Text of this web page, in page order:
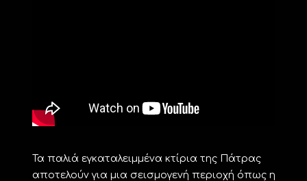
Τα παλιά εγκαταλειμμένα κτίρια της Πάτρας
αποτελούν για μια σεισμογενή περιοχή όπως η